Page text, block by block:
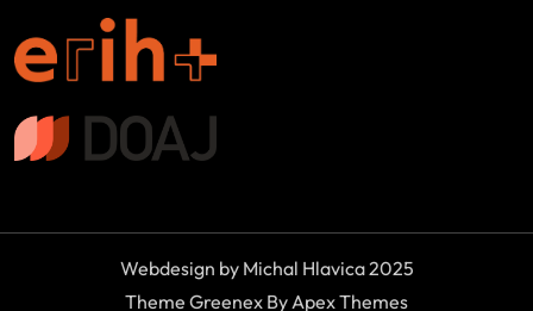
Webdesign by Michal Hlavica 2025
Theme Greenex By Apex Themes